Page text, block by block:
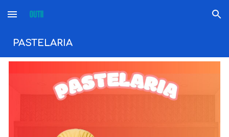
Skip to main content Skip to navigation
PASTELARIA